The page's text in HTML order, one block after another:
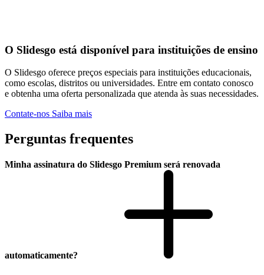
O Slidesgo está disponível para instituições de ensino
O Slidesgo oferece preços especiais para instituições educacionais,
como escolas, distritos ou universidades. Entre em contato conosco
e obtenha uma oferta personalizada que atenda às suas necessidades.
Contate-nos Saiba mais
Perguntas frequentes
Minha assinatura do Slidesgo Premium será renovada
automaticamente?